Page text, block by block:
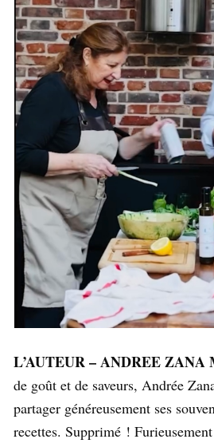
L’AUTEUR – ANDREE ZANA
de goût et de saveurs, Andrée
partager généreusement ses
recettes. Supprimé !